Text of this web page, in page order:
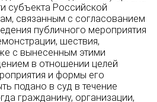
субъекта Российской
связанным с согласованием
публичного мероприятия
шествия,
с вынесенным этими
в отношении целей
и формы его
подано в суд в течение
гражданину, организации,